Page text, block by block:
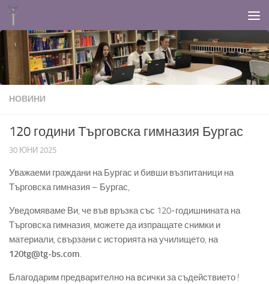
НОВИНИ
120 години Търговска гимназия Бургас
30 ЮНИ 2025
Уважаеми граждани на Бургас и бивши възпитаници на
Търговска гимназия – Бургас,
Уведомяваме Ви, че във връзка със 120-годишнината на
Търговска гимназия, можете да изпращате снимки и
материали, свързани с историята на училището, на
120tg@tg-bs.com.
Благодарим предварително на всички за съдействието !